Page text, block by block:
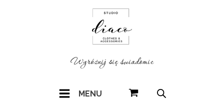
Wyróżnij się świadomie
MENU